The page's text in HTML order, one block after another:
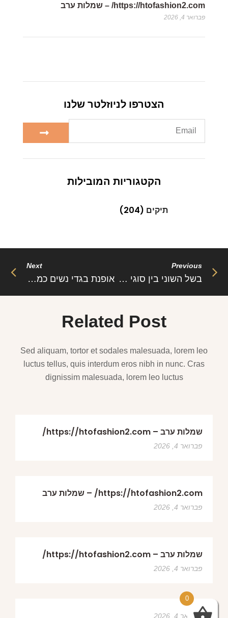
https://htofashion2.com/ – שמלות ערב
פברואר 4, 2026
הצטרפו לניוזלטר שלנו
הקטגוריות המובילות
תיקים (204)
Previous
בשל השוני בין סוגי האירועים,לכל אירוע מתרים בגד אחר.
Next
אופנת בגדי נשים כמה אני אוהבת את הנושא הזה מתי התחלתי לאהבו אופנה וכמה שאופנה זה דבר ממכר בקטע טוב וגורם לי לאבד את עצמי לטובה בארון מלא בבגדים
Related Post
Sed aliquam, tortor et sodales malesuada, lorem leo
luctus tellus, quis interdum eros nibh in nunc. Cras
dignissim malesuada, lorem leo luctus
שמלות ערב – https://htofashion2.com/
פברואר 4, 2026
https://htofashion2.com/ – שמלות ערב
פברואר 4, 2026
שמלות ערב – https://htofashion2.com/
פברואר 4, 2026
פברואר 4, 2026
0